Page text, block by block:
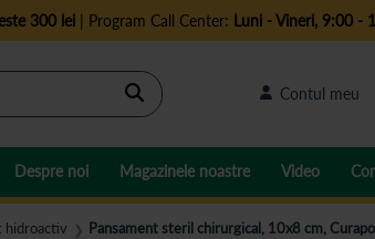
300 lei| Program Call Center: Luni - Vineri, 9:00 -
Cautare Contul meu
Despre noi Magazinele noastre Video
hidroactiv ❯ Pansament steril chirurgical, 10x8 cm,